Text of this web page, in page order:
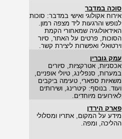
סוכה במדבר
אירוח אקולוגי ואישי במדבר: סוכות
לנופש והרגעות ליד מצפה רמון.
האידאולוגיה שמאחורי הקמת
הסוכות, פרטים על האתר, סיור
וירטואלי ואפשרות ליצירת קשר.
עמק גוברין
אכסניות, אטרקציות, סיורים
במערות, סנפלינג, טיולי אופניים,
משאיות ספארי, טעימה ביקבים
ועוד. בנוסף: קיטרינג, ושירותים
לאירועים מיוחדים.
פארק הירדן
מידע על המקום, אתריו ומסלולי
ההליכה, ומפה.